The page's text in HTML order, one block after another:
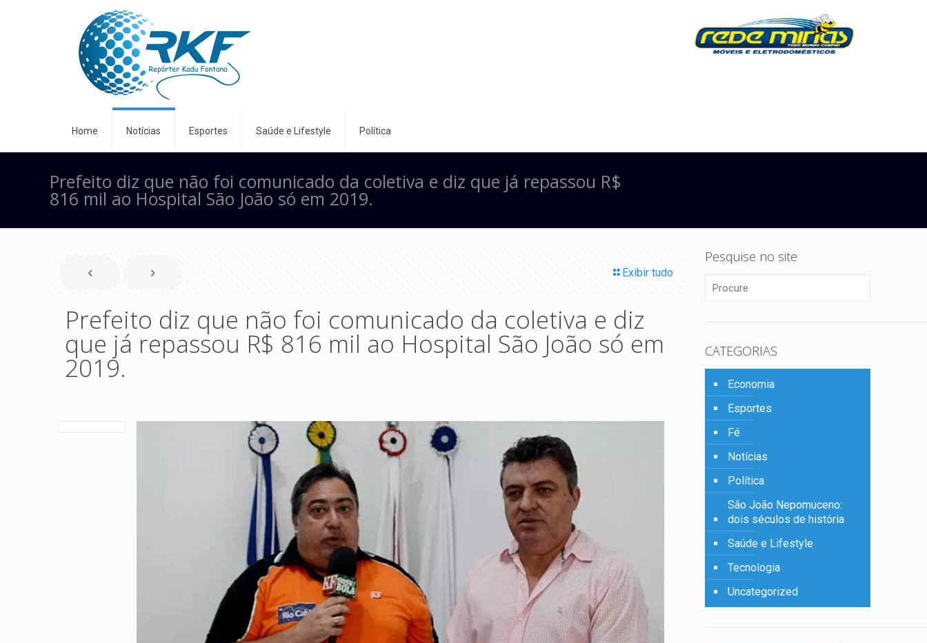
Home Notícias Esportes Saúde e Lifestyle Política
Prefeito diz que não foi comunicado da coletiva e diz que já repassou R$
816 mil ao Hospital São João só em 2019.
Exibir tudo
Prefeito diz que não foi comunicado da coletiva e diz
que já repassou R$ 816 mil ao Hospital São João só em
2019.
Pesquise no site
CATEGORIAS
Economia
Esportes
Fé
Notícias
Política
São João Nepomuceno:
dois séculos de história
Saúde e Lifestyle
Tecnologia
Uncategorized